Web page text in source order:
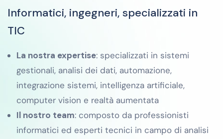
Informatici, ingegneri, specializzati in
TIC
La nostra expertise: specializzati in sistemi
gestionali, analisi dei dati, automazione,
integrazione sistemi, intelligenza artificiale,
computer vision e realtà aumentata
Il nostro team: composto da professionisti
informatici ed esperti tecnici in campo di analisi